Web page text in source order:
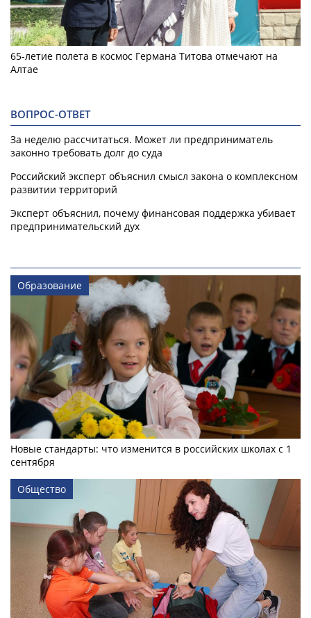
65-летие полета в космос Германа Титова отмечают на
Алтае
ВОПРОС-ОТВЕТ
За неделю рассчитаться. Может ли предприниматель
законно требовать долг до суда
Российский эксперт объяснил смысл закона о комплексном
развитии территорий
Эксперт объяснил, почему финансовая поддержка убивает
предпринимательский дух
Образование
Новые стандарты: что изменится в российских школах с 1
сентября
Общество